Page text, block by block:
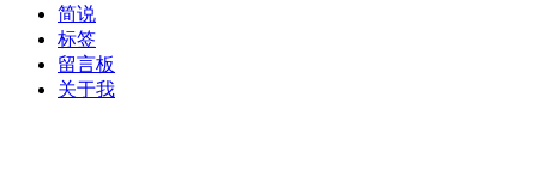
简说
标签
留言板
关于我